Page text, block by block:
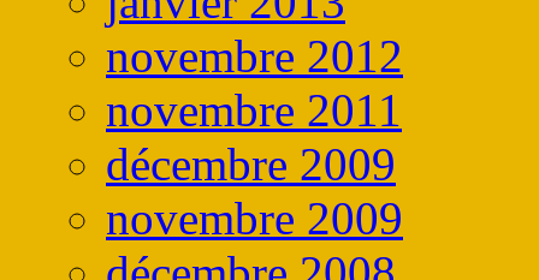
novembre 2012
novembre 2011
décembre 2009
novembre 2009